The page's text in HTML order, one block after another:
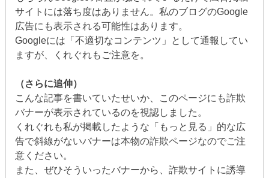
サイトには落ち度はありません。私のブログのGoogle
広告にも表示される可能性はあります。
Googleには「不適切なコンテンツ」として通報してい
ますが、くれぐれもご注意を。
（さらに追伸）
こんな記事を書いていたせいか、このページにも詐欺
バナーが表示されているのを視認しました。
くれぐれも私が掲載したような「もっと見る」的な広
告で斜線がないバナーは本物の詐欺ページなのでご注
意ください。
また、ぜひそういったバナーから、詐欺サイトに誘導